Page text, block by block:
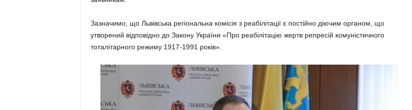
Зазначимо, що Львівська регіональна комісія з реабілітації є постійно діючим органом, що
утворений відповідно до Закону України «Про реабілітацію жертв репресій комуністичного
тоталітарного режиму 1917-1991 років».